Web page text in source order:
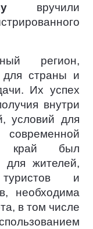
вручили
регион,
страны и
Их успех
внутри
условий для
край был
жителей,
и
необходима
в том числе